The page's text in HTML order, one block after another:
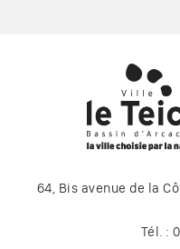
64, Bis avenue de la
Tél. :